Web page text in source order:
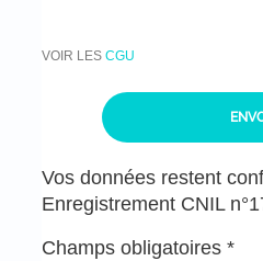
VOIR LES CGU
Vos données restent
Enregistrement CNIL
Champs obligatoires *